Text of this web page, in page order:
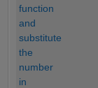
function
and
substitute
the
number
in